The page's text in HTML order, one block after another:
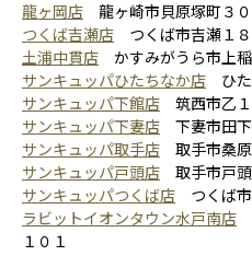
龍ヶ岡店 龍ヶ崎市貝原塚町３
つくば吉瀬店 つくば市吉瀬１
土浦中貫店 かすみがうら市上
サンキュッパひたちなか店 ひた
サンキュッパ下館店 筑西市乙
サンキュッパ下妻店 下妻市田
サンキュッパ取手店 取手市桑
サンキュッパ戸頭店 取手市戸
サンキュッパつくば店 つくば
ラビットイオンタウン水戸南店
１０１